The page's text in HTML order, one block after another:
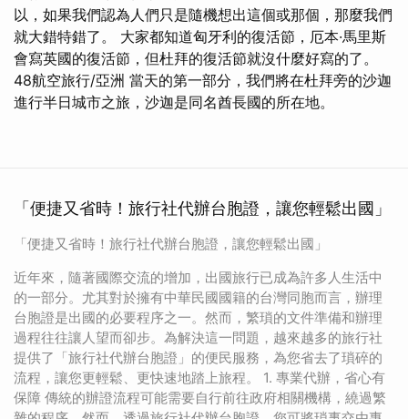
以，如果我們認為人們只是隨機想出這個或那個，那麼我們
就大錯特錯了。 大家都知道匈牙利的復活節，厄本·馬里斯
會寫英國的復活節，但杜拜的復活節就沒什麼好寫的了。
48航空旅行/亞洲 當天的第一部分，我們將在杜拜旁的沙迦
進行半日城市之旅，沙迦是同名酋長國的所在地。
「便捷又省時！旅行社代辦台胞證，讓您輕鬆出國」
「便捷又省時！旅行社代辦台胞證，讓您輕鬆出國」
近年來，隨著國際交流的增加，出國旅行已成為許多人生活中
的一部分。尤其對於擁有中華民國國籍的台灣同胞而言，辦理
台胞證是出國的必要程序之一。然而，繁瑣的文件準備和辦理
過程往往讓人望而卻步。為解決這一問題，越來越多的旅行社
提供了「旅行社代辦台胞證」的便民服務，為您省去了瑣碎的
流程，讓您更輕鬆、更快速地踏上旅程。 1. 專業代辦，省心有
保障 傳統的辦證流程可能需要自行前往政府相關機構，繞過繁